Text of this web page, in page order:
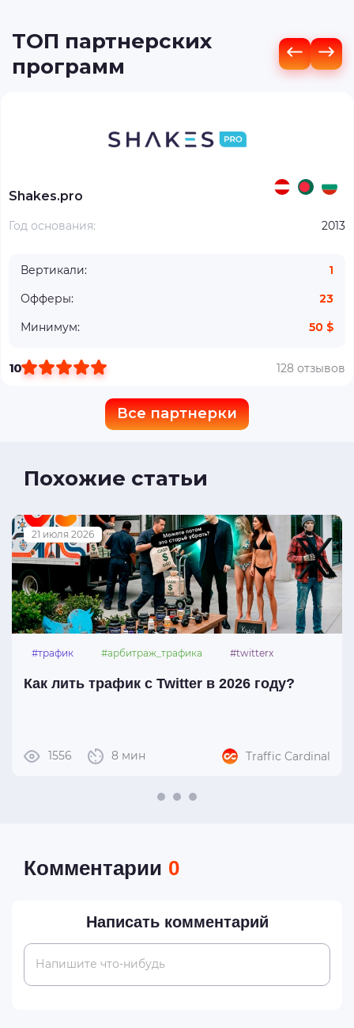
ТОП партнерских
программ
Shakes.pro
Год основания: 2013
Вертикали:
1
Офферы:
23
Минимум:
50 $
10 128 отзывов
Все партнерки
Похожие статьи
21 июля 2026
#трафик #арбитраж_трафика #twitterx
Как лить трафик с Twitter в 2026 году?
1556 8 мин Traffic Cardinal
Комментарии 0
Написать комментарий
Напишите что-нибудь